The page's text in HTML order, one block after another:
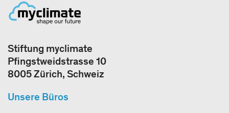
Stiftung myclimate
Pfingstweidstrasse 10
8005 Zürich, Schweiz
Unsere Büros